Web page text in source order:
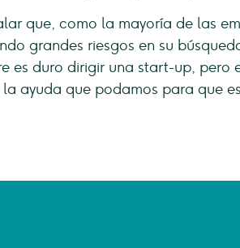
que, como la mayoría de las
grandes riesgos en su
es duro dirigir una start-up, pero
ayuda que podamos para que